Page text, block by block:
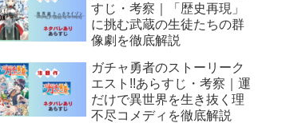
すじ・考察｜「歴史再現」
に挑む武蔵の生徒たちの群
像劇を徹底解説
ガチャ勇者のストーリーク
エスト!!あらすじ・考察｜運
だけで異世界を生き抜く理
不尽コメディを徹底解説